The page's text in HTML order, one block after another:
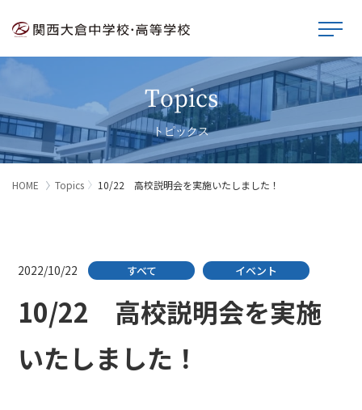
Topics
トピックス
HOME Topics 10/22 高校説明会を実施いたしました！
2022/10/22 すべて イベント
10/22 高校説明会を実施
いたしました！